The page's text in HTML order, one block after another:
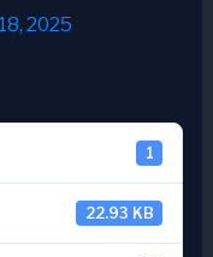
2025
1
22.93 KB